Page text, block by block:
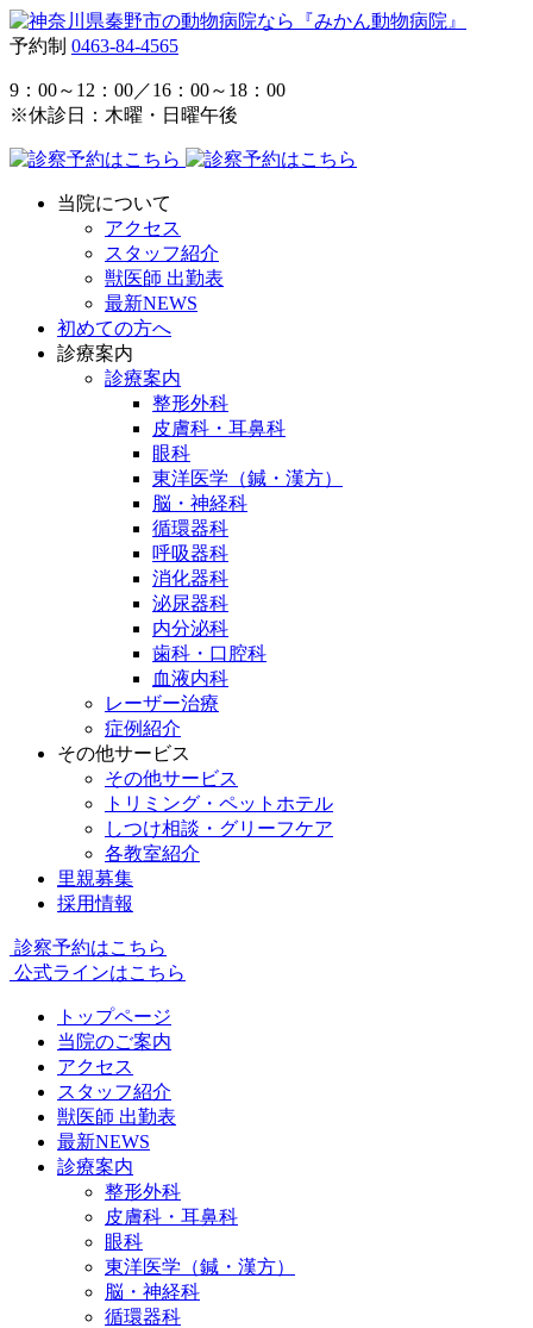
予約制 0463-84-4565
9：00～12：00／16：00～18：00
※休診日：木曜・日曜午後
当院について
アクセス
スタッフ紹介
獣医師 出勤表
最新NEWS
初めての方へ
診療案内
診療案内
整形外科
皮膚科・耳鼻科
眼科
東洋医学（鍼・漢方）
脳・神経科
循環器科
呼吸器科
消化器科
泌尿器科
内分泌科
歯科・口腔科
血液内科
レーザー治療
症例紹介
その他サービス
その他サービス
トリミング・ペットホテル
しつけ相談・グリーフケア
各教室紹介
里親募集
採用情報
診察予約はこちら
公式ラインはこちら
トップページ
当院のご案内
アクセス
スタッフ紹介
獣医師 出勤表
最新NEWS
診療案内
整形外科
皮膚科・耳鼻科
眼科
東洋医学（鍼・漢方）
脳・神経科
循環器科